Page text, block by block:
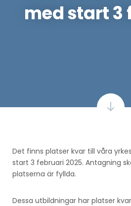
med start 3
Det finns platser kvar till våra
start 3 februari 2025. Antagning
platserna är fyllda.
Dessa utbildningar har platser